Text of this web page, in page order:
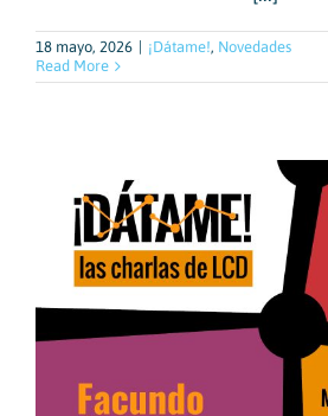
18 mayo, 2026 ¡Dátame!, Novedades
Read More